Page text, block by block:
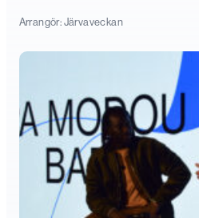
Arrangör: Järvaveckan